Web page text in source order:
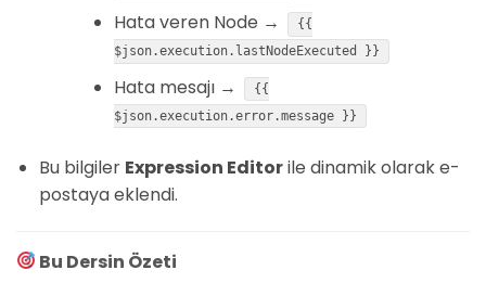
Hata veren Node →
{{
$json.execution.lastNodeExecuted }}
Hata mesajı →
{{
$json.execution.error.message }}
Bu bilgiler Expression Editorile dinamik olarak e-
postaya eklendi.
Bu Dersin Özeti